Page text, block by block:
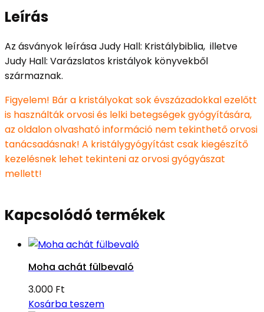
Leírás
Az ásványok leírása Judy Hall: Kristálybiblia, illetve
Judy Hall: Varázslatos kristályok könyvekből
származnak.
Figyelem! Bár a kristályokat sok évszázadokkal ezelőtt
is használták orvosi és lelki betegségek gyógyítására,
az oldalon olvasható információ nem tekinthető orvosi
tanácsadásnak! A kristálygyógyítást csak kiegészítő
kezelésnek lehet tekinteni az orvosi gyógyászat
mellett!
Kapcsolódó termékek
Moha achát fülbevaló
3.000 Ft
Kosárba teszem